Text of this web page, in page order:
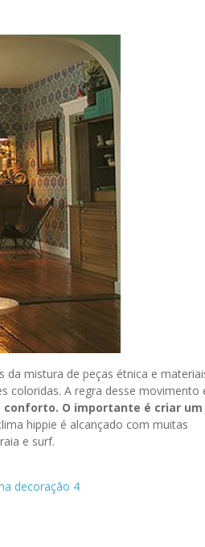
da mistura de peças étnica e
coloridas. A regra desse movimento
conforto. O importante é criar um
hippie é alcançado com muitas
e surf.